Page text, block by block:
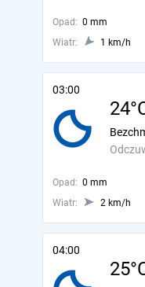
Opad: 0 mm
Wiatr:
1 km/h
03:00
Opad: 0 mm
Wiatr:
2 km/h
04:00